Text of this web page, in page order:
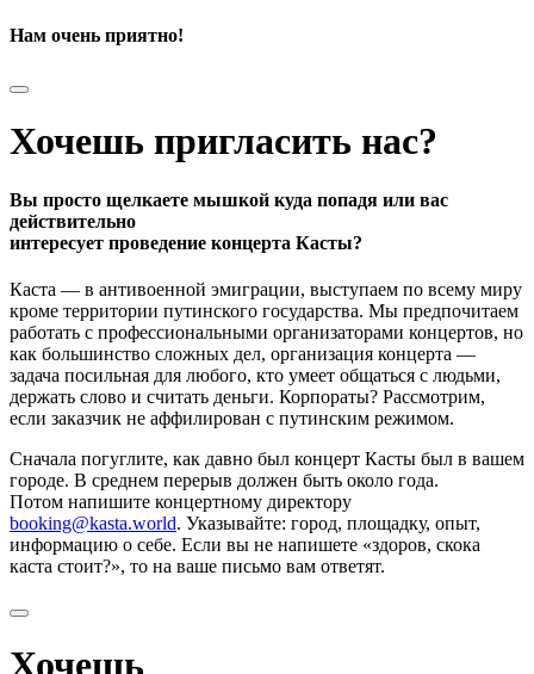
Нам очень приятно!
Хочешь пригласить нас?
Вы просто щелкаете мышкой куда попадя или вас
действительно
интересует проведение концерта Касты?
Каста — в антивоенной эмиграции, выступаем по всему миру
кроме территории путинского государства. Мы предпочитаем
работать с профессиональными организаторами концертов, но
как большинство сложных дел, организация концерта —
задача посильная для любого, кто умеет общаться с людьми,
держать слово и считать деньги. Корпораты? Рассмотрим,
если заказчик не аффилирован с путинским режимом.
Сначала погуглите, как давно был концерт Касты был в вашем
городе. В среднем перерыв должен быть около года.
Потом напишите концертному директору
booking@kasta.world. Указывайте: город, площадку, опыт,
информацию о себе. Если вы не напишете «здоров, скока
каста стоит?», то на ваше письмо вам ответят.
Хочешь